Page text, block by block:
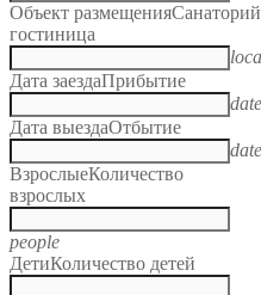
Объект размещения
гостиница
Дата заездаПрибытие
Дата выездаОтбытие
ВзрослыеКоличество
взрослых
people
ДетиКоличество детей